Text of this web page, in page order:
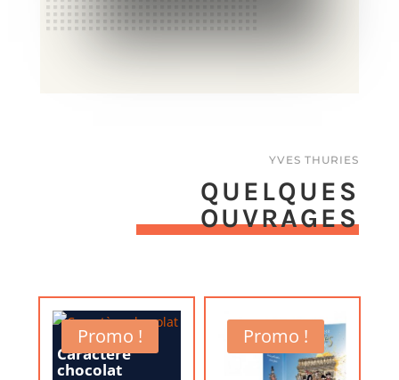
YVES THURIES
QUELQUES
OUVRAGES
Promo !
Caractère
chocolat
Promo !